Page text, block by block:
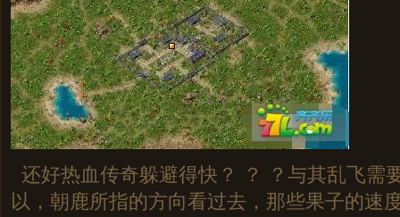
还好热血传奇躲避得快？ ？ ？与其乱飞需
以，朝鹿所指的方向看过去，那些果子的速